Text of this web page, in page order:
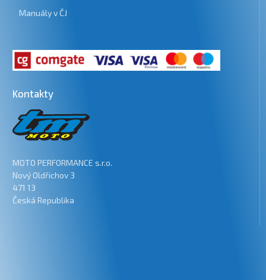
Manuály v ČJ
Kontakty
MOTO PERFORMANCE s.r.o.
Nový Oldřichov 3
471 13
Česká Republika